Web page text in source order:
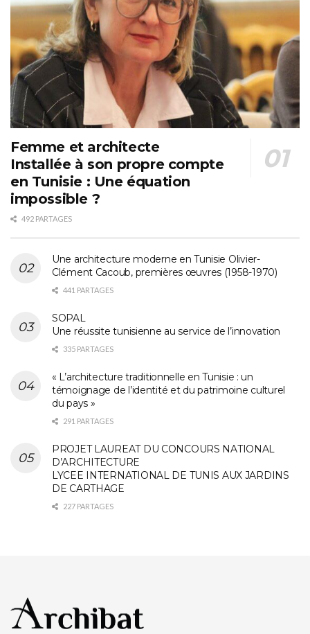
Femme et architecte
Installée à son propre compte
en Tunisie : Une équation
impossible ?
492 PARTAGES
Une architecture moderne en Tunisie Olivier-
Clément Cacoub, premières œuvres (1958-1970)
441 PARTAGES
SOPAL
Une réussite tunisienne au service de l’innovation
335 PARTAGES
« L’architecture traditionnelle en Tunisie : un
témoignage de l’identité et du patrimoine culturel
du pays »
291 PARTAGES
PROJET LAUREAT DU CONCOURS NATIONAL
D’ARCHITECTURE
LYCEE INTERNATIONAL DE TUNIS AUX JARDINS
DE CARTHAGE
227 PARTAGES